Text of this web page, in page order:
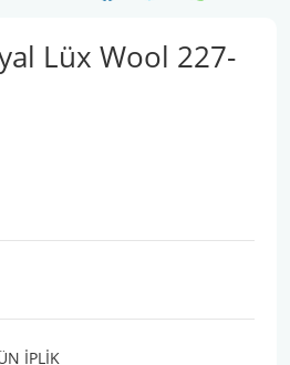
Lüx Wool 227-
İPLİK